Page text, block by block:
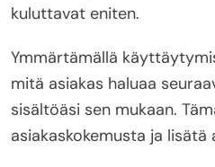
kuluttavat eniten.
Ymmärtämällä
mitä asiakas haluaa
sisältöäsi sen mukaan.
asiakaskokemusta ja lisätä